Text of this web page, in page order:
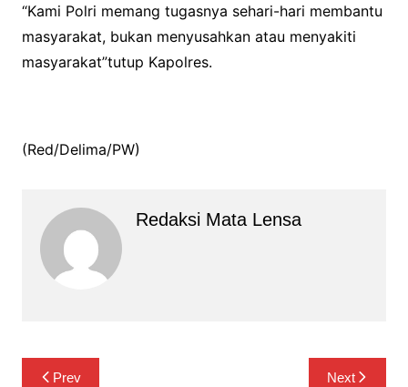
“Kami Polri memang tugasnya sehari-hari membantu
masyarakat, bukan menyusahkan atau menyakiti
masyarakat”tutup Kapolres.
(Red/Delima/PW)
Redaksi Mata Lensa
Navigasi
Prev Next